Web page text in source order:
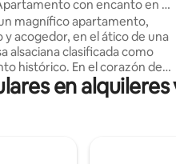
con encanto en el
Colmar
magnífico apartamento,
y acogedor, en el ático de una
alsaciana clasificada como
En el corazón del
de Colmar, la vida
está a sus pies con sus
en